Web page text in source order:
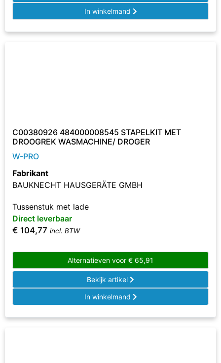
In winkelmand
C00380926 484000008545 STAPELKIT MET
DROOGREK WASMACHINE/ DROGER
W-PRO
Fabrikant
BAUKNECHT HAUSGERÄTE GMBH
Tussenstuk met lade
Direct leverbaar
€ 104,77 incl. BTW
Alternatieven voor € 65,91
Bekijk artikel
In winkelmand